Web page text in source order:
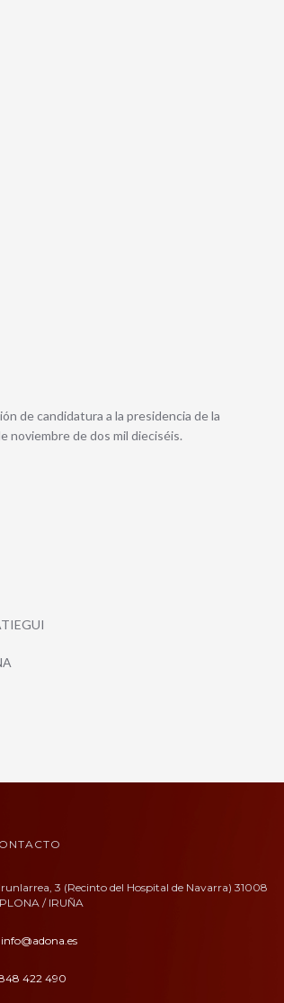
de candidatura a la presidencia de la
noviembre de dos mil dieciséis.
Irunlarrea, 3 (Recinto del Hospital de Navarra) 31008
/ IRUÑA
info@adona.es
422 490